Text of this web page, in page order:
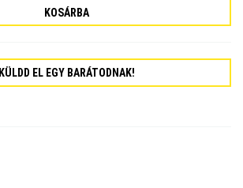
KOSÁRBA
KÜLDD EL EGY BARÁTODNAK!